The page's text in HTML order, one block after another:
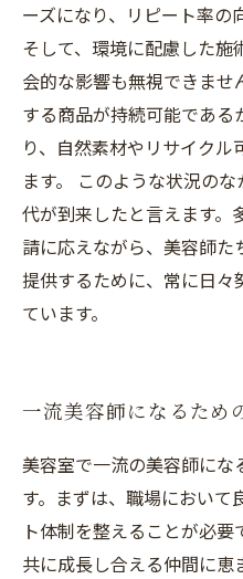
ーズになり、リピート率の
そして、環境に配慮した施
会的な影響も無視できま
する商品が持続可能であ
り、自然素材やリサイク
ます。 このような状況の
代が到来したと言えます。
請に応えながら、美容師
提供するために、常に日
ています。
一流美容師になるため
美容室で一流の美容師に
す。まずは、職場において
ト体制を整えることが必要
共に成長し合える仲間に